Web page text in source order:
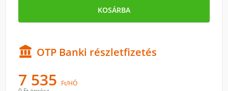
KOSÁRBA
 OTP Banki részletfizetés
7 535 Ft/HÓ